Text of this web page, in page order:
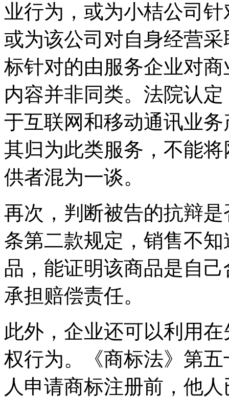
业行为，或为小桔公司
或为该公司对自身经营
标针对的由服务企业对
内容并非同类。法院认
于互联网和移动通讯业
其归为此类服务，不能
供者混为一谈。
再次，判断被告的抗辩
条第二款规定，销售不
品，能证明该商品是自
承担赔偿责任。
此外，企业还可以利用
权行为。《商标法》第
人申请商标注册前，他